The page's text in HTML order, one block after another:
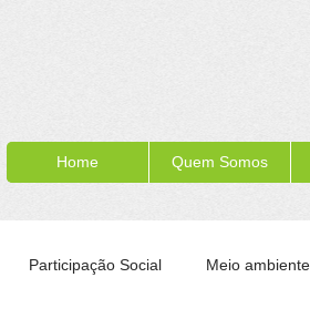
Home Quem Somos
Participação Social Meio ambiente